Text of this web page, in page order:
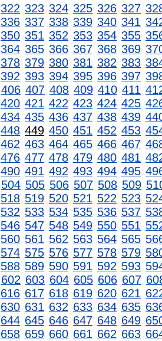
322 323 324 325 326 327
336 337 338 339 340 341
350 351 352 353 354 355
364 365 366 367 368 369
378 379 380 381 382 383
392 393 394 395 396 397
406 407 408 409 410 411
420 421 422 423 424 425
434 435 436 437 438 439
448 449 450 451 452 453
462 463 464 465 466 467
476 477 478 479 480 481
490 491 492 493 494 495
504 505 506 507 508 509
518 519 520 521 522 523
532 533 534 535 536 537
546 547 548 549 550 551
560 561 562 563 564 565
574 575 576 577 578 579
588 589 590 591 592 593
602 603 604 605 606 607
616 617 618 619 620 621
630 631 632 633 634 635
644 645 646 647 648 649
658 659 660 661 662 663